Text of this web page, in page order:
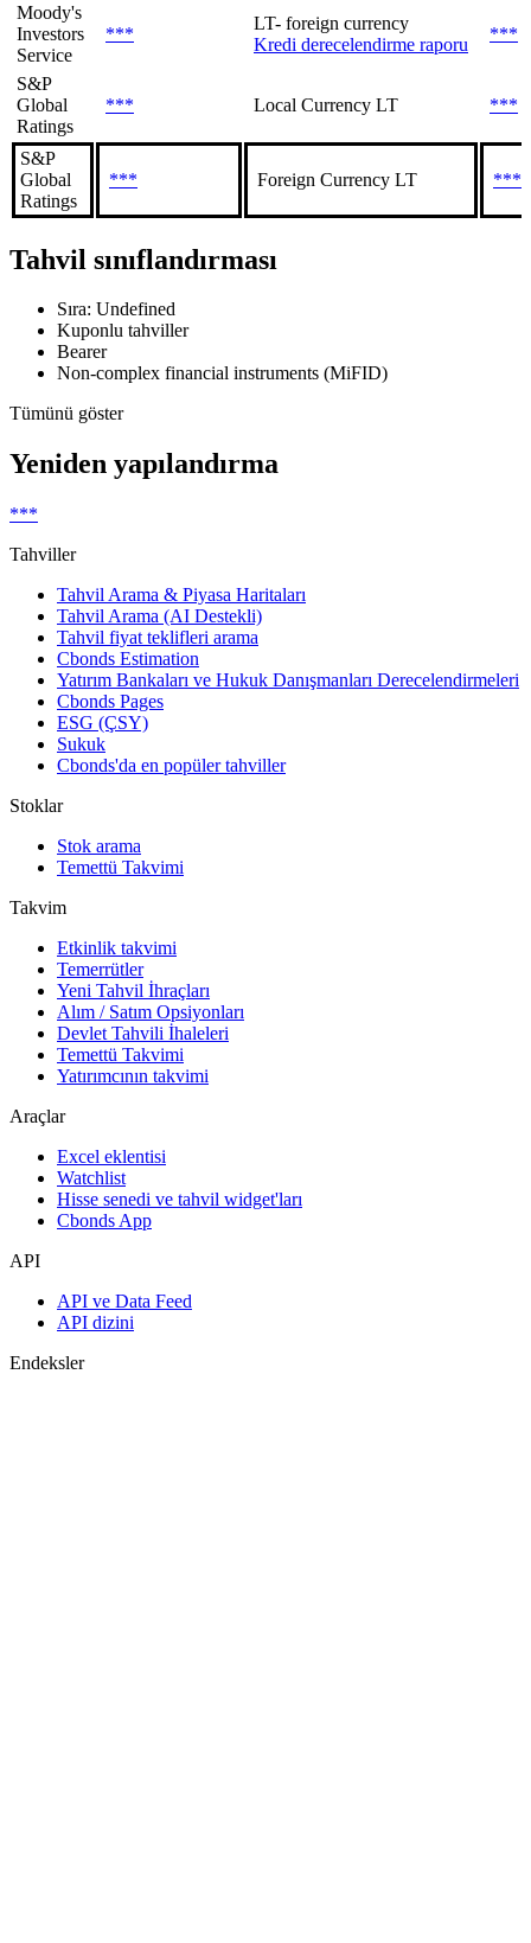
Moody's
Investors
Service
***
LT- foreign currency
Kredi derecelendirme raporu
***
S&P
Global
Ratings
*** Local Currency LT ***
S&P
Global
Ratings
*** Foreign Currency LT ***
Tahvil sınıflandırması
Sıra: Undefined
Kuponlu tahviller
Bearer
Non-complex financial instruments (MiFID)
Tümünü göster
Yeniden yapılandırma
***
Tahviller
Tahvil Arama & Piyasa Haritaları
Tahvil Arama (AI Destekli)
Tahvil fiyat teklifleri arama
Cbonds Estimation
Yatırım Bankaları ve Hukuk Danışmanları Derecelendirmeleri
Cbonds Pages
ESG (ÇSY)
Sukuk
Cbonds'da en popüler tahviller
Stoklar
Stok arama
Temettü Takvimi
Takvim
Etkinlik takvimi
Temerrütler
Yeni Tahvil İhraçları
Alım / Satım Opsiyonları
Devlet Tahvili İhaleleri
Temettü Takvimi
Yatırımcının takvimi
Araçlar
Excel eklentisi
Watchlist
Hisse senedi ve tahvil widget'ları
Cbonds App
API
API ve Data Feed
API dizini
Endeksler